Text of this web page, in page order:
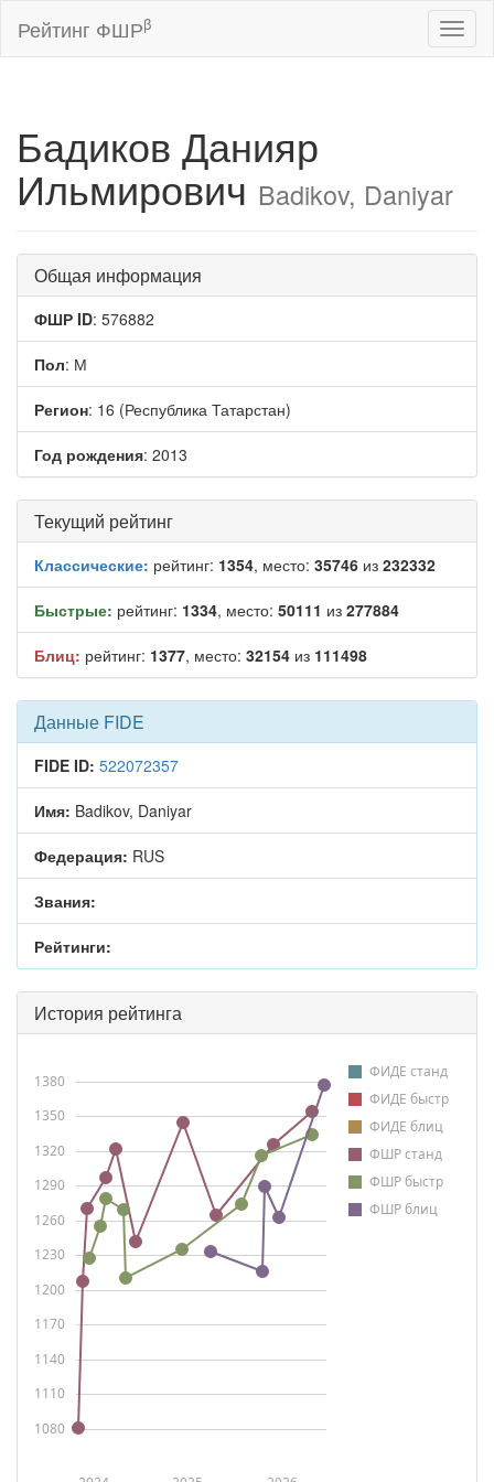
Рейтинг ФШРβ
Бадиков Данияр
Ильмирович Badikov, Daniyar
Общая информация
ФШР ID: 576882
Пол: М
Регион: 16 (Республика Татарстан)
Год рождения: 2013
Текущий рейтинг
Классические: рейтинг: 1354, место: 35746 из 232332
Быстрые: рейтинг: 1334, место: 50111 из 277884
Блиц: рейтинг: 1377, место: 32154 из 111498
Данные FIDE
FIDE ID: 522072357
Имя: Badikov, Daniyar
Федерация: RUS
Звания:
Рейтинги:
История рейтинга
ФИДЕ станд
ФИДЕ быстр
ФИДЕ блиц
ФШР станд
ФШР быстр
ФШР блиц
1080
1110
1140
1170
1200
1230
1260
1290
1320
1350
1380